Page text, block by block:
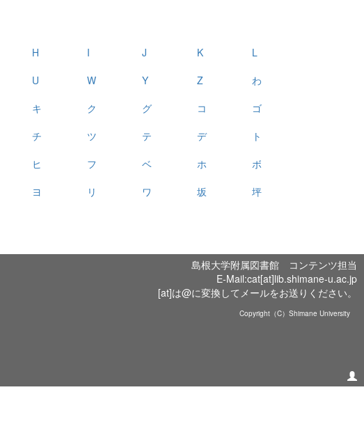
H I J K
L
U W Y Z
わ
キ ク グ コ
ゴ
チ ツ テ デ
ト
ヒ フ ベ ホ
ボ
ヨ リ ワ 坂
坪
島根大学附属図書館 コンテンツ担当
E-Mail:cat[at]lib.shimane-u.ac.jp
[at]は@に変換してメールをお送りください。
Copyright（C）Shimane University